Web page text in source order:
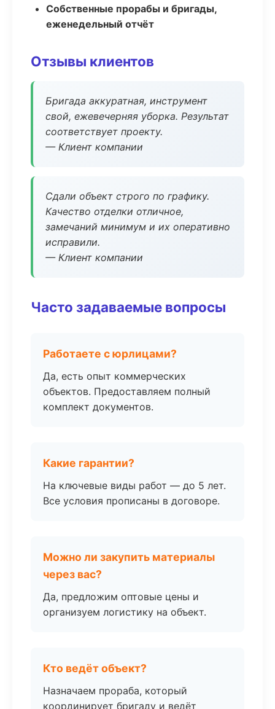
Собственные прорабы и бригады,
еженедельный отчёт
Отзывы клиентов
Бригада аккуратная, инструмент
свой, ежевечерняя уборка. Результат
соответствует проекту.
— Клиент компании
Сдали объект строго по графику.
Качество отделки отличное,
замечаний минимум и их оперативно
исправили.
— Клиент компании
Часто задаваемые вопросы
Работаете с юрлицами?
Да, есть опыт коммерческих
объектов. Предоставляем полный
комплект документов.
Какие гарантии?
На ключевые виды работ — до 5 лет.
Все условия прописаны в договоре.
Можно ли закупить материалы
через вас?
Да, предложим оптовые цены и
организуем логистику на объект.
Кто ведёт объект?
Назначаем прораба, который
координирует бригаду и ведёт